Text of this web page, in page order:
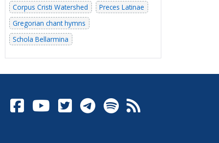
Corpus Cristi Watershed
Preces Latinae
Gregorian chant hymns
Schola Bellarmina